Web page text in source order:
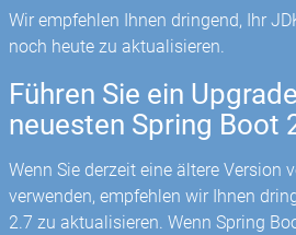
Wir empfehlen Ihnen dringend, Ihr
noch heute zu aktualisieren.
Führen Sie ein
neuesten Spring Boot
Wenn Sie derzeit eine ältere Version
verwenden, empfehlen wir Ihnen
2.7 zu aktualisieren. Wenn Spring